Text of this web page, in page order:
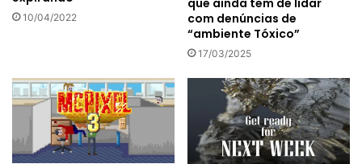
10/04/2022
com denúncias de
“ambiente Tóxico”
17/03/2025